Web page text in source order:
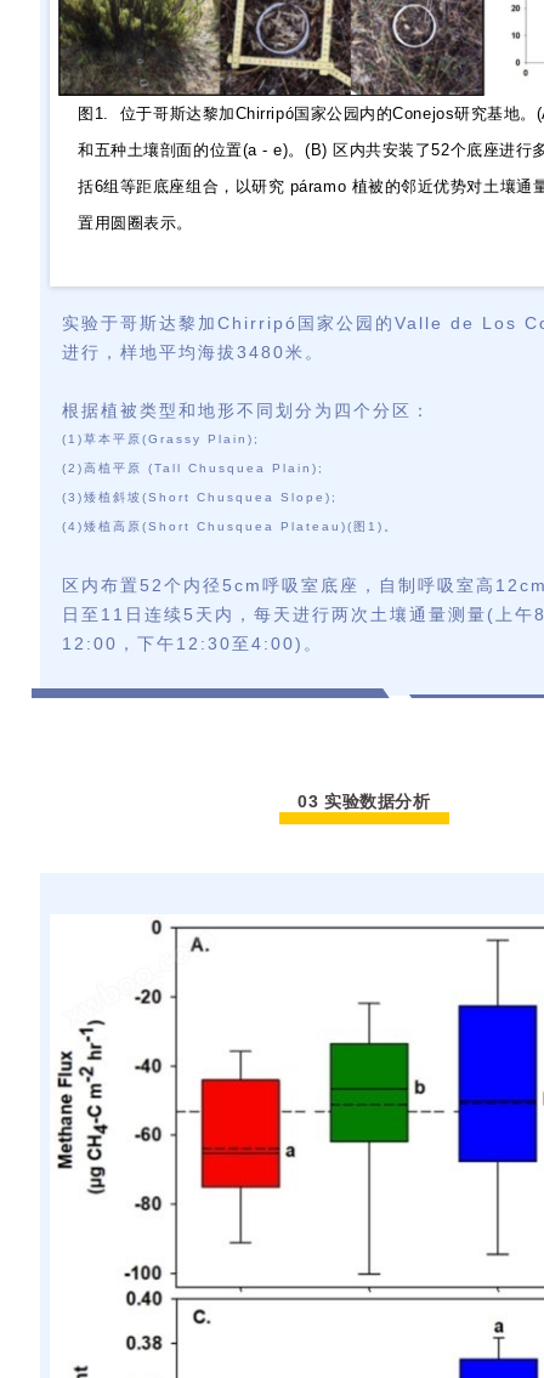
图1. 位于哥斯达黎加Chirripó国家公园内的Conejos研究基地。
和五种土壤剖面的位置(a - e)。(B) 区内共安装了52个底座进行
括6组等距底座组合，以研究 páramo 植被的邻近优势对土壤通
置用圆圈表示。
实验于哥斯达黎加Chirripó国家公园的Valle de Los
进行，样地平均海拔3480米 。
根据植被类型和地形不同划分为四个分区：
(1)草本平原(Grassy Plain) ;
(2)高植平原 (Tall Chusquea Plain) ;
(3)矮植斜坡(Short Chusquea Slope) ;
(4)矮植高原(Short Chusquea Plateau)(图1)
区内布置 52个内径 5cm呼吸室底座，自制呼吸室高
日至11日连续5天内，每天进行两次土壤通量测量(上午
12:00 ，下午12:30至4:00)。
03 实验数据分析